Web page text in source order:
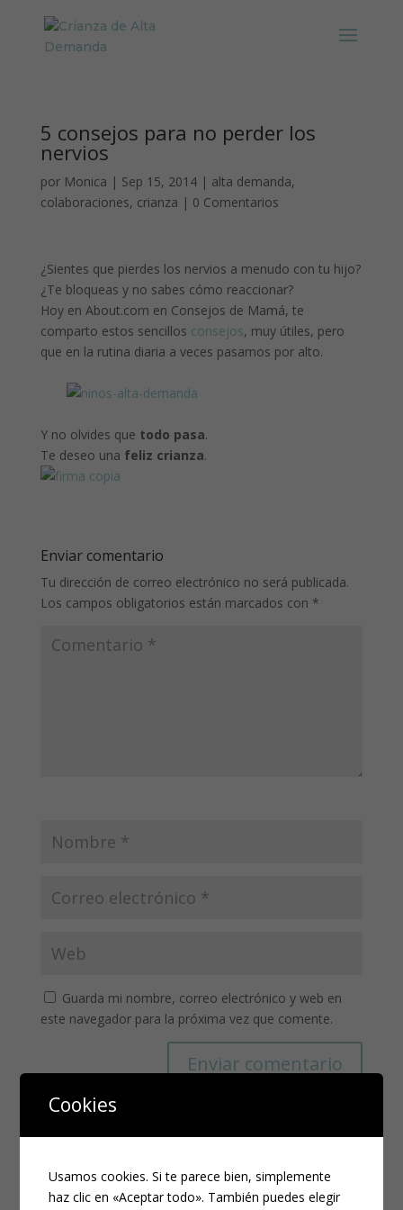
5 consejos para no perder los
nervios
por Monica | Sep 15, 2014| alta demanda,
colaboraciones, crianza | 0 Comentarios
¿Sientes que pierdes los nervios a menudo con tu hijo?
¿Te bloqueas y no sabes cómo reaccionar?
Hoy en About.com en Consejos de Mamá, te
comparto estos sencillos consejos, muy útiles, pero
que en la rutina diaria a veces pasamos por alto.
Y no olvides que todo pasa.
Te deseo una feliz crianza.
Enviar comentario
Tu dirección de correo electrónico no será publicada.
Los campos obligatorios están marcados con *
Guarda mi nombre, correo electrónico y web en
este navegador para la próxima vez que comente.
Cookies
Usamos cookies. Si te parece bien, simplemente
haz clic en «Aceptar todo». También puedes elegir